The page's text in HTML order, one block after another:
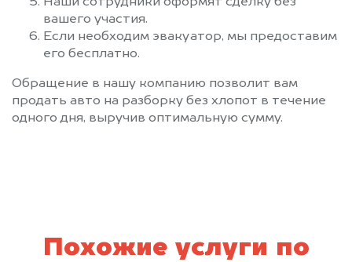
вашего участия.
Если необходим эвакуатор, мы предоставим
его бесплатно.
Обращение в нашу компанию позволит вам
продать авто на разборку без хлопот в течение
одного дня, выручив оптимальную сумму.
Похожие услуги по